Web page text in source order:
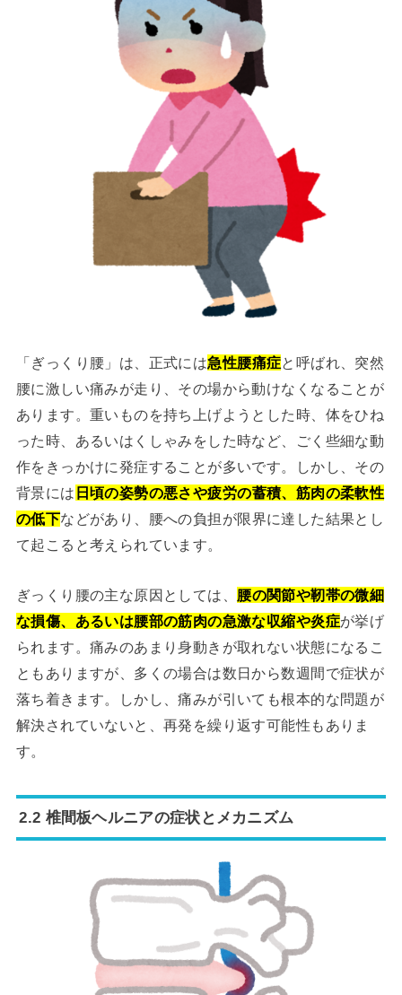
「ぎっくり腰」は、正式には急性腰痛症と呼ばれ、突然
腰に激しい痛みが走り、その場から動けなくなることが
あります。重いものを持ち上げようとした時、体をひね
った時、あるいはくしゃみをした時など、ごく些細な動
作をきっかけに発症することが多いです。しかし、その
背景には 日頃の姿勢の悪さや疲労の蓄積、筋肉の柔軟性
の低下などがあり、腰への負担が限界に達した結果とし
て起こると考えられています。
ぎっくり腰の主な原因としては、 腰の関節や靭帯の微細
な損傷、あるいは腰部の筋肉の急激な収縮や炎症が挙げ
られます。痛みのあまり身動きが取れない状態になるこ
ともありますが、多くの場合は数日から数週間で症状が
落ち着きます。しかし、痛みが引いても根本的な問題が
解決されていないと、再発を繰り返す可能性もありま
す。
2.2 椎間板ヘルニアの症状とメカニズム